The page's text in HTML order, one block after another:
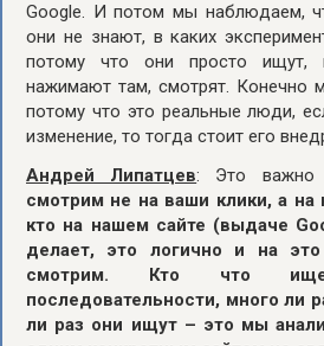
Google. И потом мы наблюдаем,
они не знают, в каких
потому что они просто ищут,
нажимают там, смотрят. Конечно
потому что это реальные люди,
изменение, то тогда стоит его
Андрей Липатцев: Это важно
смотрим не на ваши клики, а на
кто на нашем сайте (выдаче
делает, это логично и на
смотрим. Кто что
последовательности, много ли
ли раз они ищут – это мы